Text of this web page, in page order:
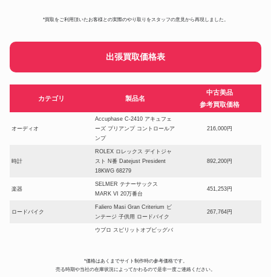
*買取をご利用頂いたお客様との実際のやり取りをスタッフの意見から再現しました。
出張買取価格表
カテゴリ 製品名
中古美品
参考買取価格
オーディオ
Accuphase C-2410 アキュフェ
ーズ プリアンプ コントロールア
ンプ
216,000円
時計
ROLEX ロレックス デイトジャ
スト N番 Datejust President
18KWG 68279
892,200円
楽器
SELMER テナーサックス
MARK VI 20万番台
451,253円
ロードバイク
Faliero Masi Gran Criterium ビ
ンテージ 子供用 ロードバイク
267,764円
ウブロ スピリットオブビッグバ
OGH ABC 0132121 11SGT
FM ACOUSTICS FM411 ステレ
*価格はあくまでサイト制作時の参考価格です。
売る時期や当社の在庫状況によってかわるので是非一度ご連絡ください。